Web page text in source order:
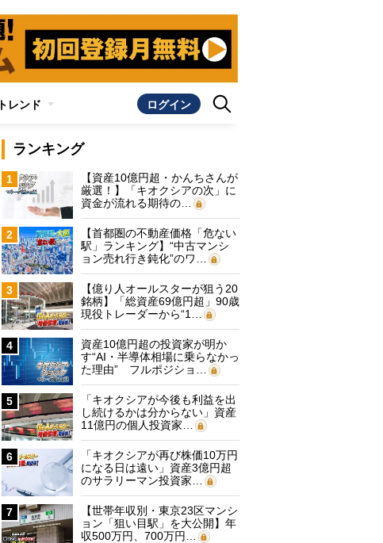
トレンド ログイン
ランキング
1
【資産10億円超・かんちさんが
厳選！】「キオクシアの次」に
資金が流れる期待の…
2
【首都圏の不動産価格「危ない
駅」ランキング】“中古マンシ
ョン売れ行き鈍化”のワ…
3
【億り人オールスターが狙う20
銘柄】「総資産69億円超」90歳
現役トレーダーから“1…
4
資産10億円超の投資家が明か
す“AI・半導体相場に乗らなかっ
た理由” フルポジショ…
5
「キオクシアが今後も利益を出
し続けるかは分からない」資産
11億円の個人投資家…
6
「キオクシアが再び株価10万円
になる日は遠い」資産3億円超
のサラリーマン投資家…
7
【世帯年収別・東京23区マンシ
ョン「狙い目駅」を大公開】年
収500万円、700万円…